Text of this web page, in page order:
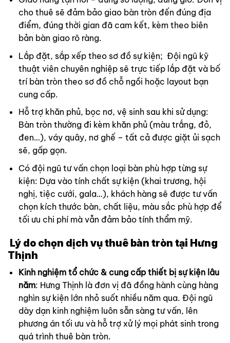
cho thuê sẽ đảm bảo giao bàn tròn đến đúng địa
điểm, đúng thời gian đã cam kết, kèm theo biên
bản bàn giao rõ ràng.
Lắp đặt, sắp xếp theo sơ đồ sự kiện; Đội ngũ kỹ
thuật viên chuyên nghiệp sẽ trực tiếp lắp đặt và bố
trí bàn tròn theo sơ đồ chỗ ngồi hoặc layout bạn
cung cấp.
Hỗ trợ khăn phủ, bọc nơ, vệ sinh sau khi sử dụng:
Bàn tròn thường đi kèm khăn phủ (màu trắng, đỏ,
đen…), váy quây, nơ ghế – tất cả được giặt ủi sạch
sẽ, gấp gọn.
Có đội ngũ tư vấn chọn loại bàn phù hợp từng sự
kiện: Dựa vào tính chất sự kiện (khai trương, hội
nghị, tiệc cưới, gala…), khách hàng sẽ được tư vấn
chọn kích thước bàn, chất liệu, màu sắc phù hợp để
tối ưu chi phí mà vẫn đảm bảo tính thẩm mỹ.
Lý do chọn dịch vụ thuê bàn tròn tại Hưng
Thịnh
Kinh nghiệm tổ chức & cung cấp thiết bị sự kiện lâu
năm: Hưng Thịnh là đơn vị đã đồng hành cùng hàng
nghìn sự kiện lớn nhỏ suốt nhiều năm qua. Đội ngũ
dày dạn kinh nghiệm luôn sẵn sàng tư vấn, lên
phương án tối ưu và hỗ trợ xử lý mọi phát sinh trong
quá trình thuê bàn tròn.